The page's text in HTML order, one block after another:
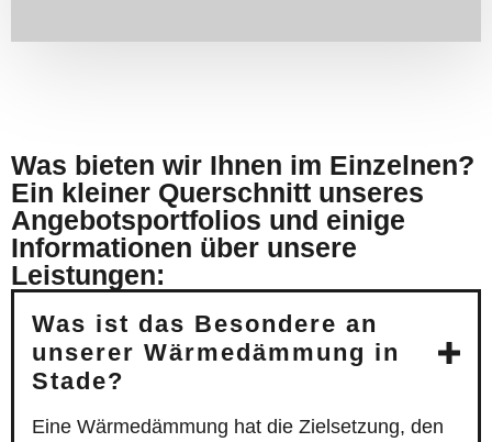
Was bieten wir Ihnen im Einzelnen?
Ein kleiner Querschnitt unseres
Angebotsportfolios und einige
Informationen über unsere
Leistungen:
Was ist das Besondere an
unserer Wärmedämmung in
Stade?
Eine Wärmedämmung hat die Zielsetzung, den